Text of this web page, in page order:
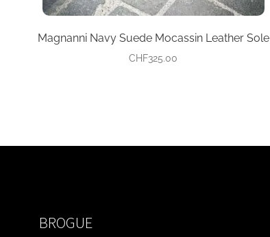
Magnanni Navy Suede Mocassin Leather Sole
CHF325.00
BROGUE